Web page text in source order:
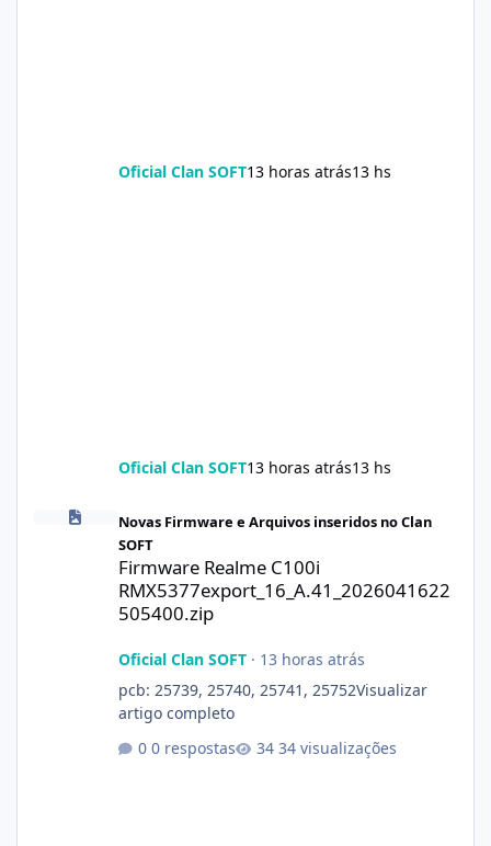
Oficial Clan SOFT13 horas atrás13 hs
Oficial Clan SOFT13 horas atrás13 hs
Firmware Realme C100i
Novas Firmware e Arquivos inseridos no Clan
SOFT
Firmware Realme C100i
RMX5377export_16_A.41_2026041622
505400.zip
Oficial Clan SOFT· 13 horas atrás
pcb: 25739, 25740, 25741, 25752Visualizar
artigo completo
0 respostas
34 visualizações